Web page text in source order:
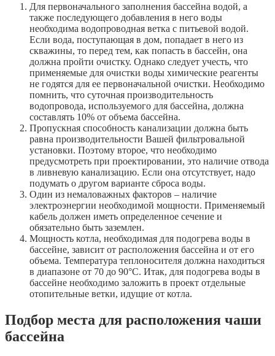
Для первоначального заполнения бассейна водой, а
также последующего добавления в него воды
необходима водопроводная ветка с питьевой водой.
Если вода, поступающая в дом, попадает в него из
скважины, то перед тем, как попасть в бассейн, она
должна пройти очистку. Однако следует учесть, что
применяемые для очистки воды химические реагенты
не годятся для ее первоначальной очистки. Необходимо
помнить, что суточная производительность
водопровода, используемого для бассейна, должна
составлять 10% от объема бассейна.
Пропускная способность канализации должна быть
равна производительности Вашей фильтровальной
установки. Поэтому второе, что необходимо
предусмотреть при проектировании, это наличие отвода
в ливневую канализацию. Если она отсутствует, надо
подумать о другом варианте сброса воды.
Один из немаловажных факторов – наличие
электроэнергии необходимой мощности. Применяемый
кабель должен иметь определенное сечение и
обязательно быть заземлен.
Мощность котла, необходимая для подогрева воды в
бассейне, зависит от расположения бассейна и от его
объема. Температура теплоносителя должна находиться
в диапазоне от 70 до 90°С. Итак, для подогрева воды в
бассейне необходимо заложить в проект отдельные
отопительные ветки, идущие от котла.
Подбор места для расположения чаши
бассейна